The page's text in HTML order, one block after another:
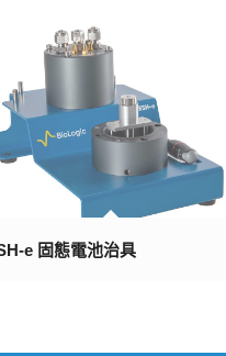
e 固態電池治具